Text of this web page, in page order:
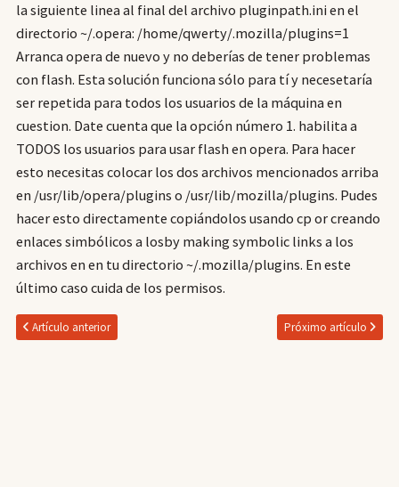
la siguiente linea al final del archivo pluginpath.ini en el
directorio ~/.opera: /home/qwerty/.mozilla/plugins=1
Arranca opera de nuevo y no deberías de tener problemas
con flash. Esta solución funciona sólo para tí y necesetaría
ser repetida para todos los usuarios de la máquina en
cuestion. Date cuenta que la opción número 1. habilita a
TODOS los usuarios para usar flash en opera. Para hacer
esto necesitas colocar los dos archivos mencionados arriba
en /usr/lib/opera/plugins o /usr/lib/mozilla/plugins. Pudes
hacer esto directamente copiándolos usando cp or creando
enlaces simbólicos a losby making symbolic links a los
archivos en en tu directorio ~/.mozilla/plugins. En este
último caso cuida de los permisos.
Artículo anterior Próximo artículo